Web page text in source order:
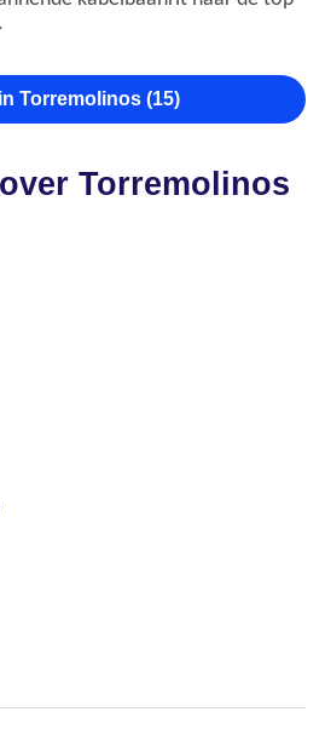
Torremolinos (15)
Torremolinos